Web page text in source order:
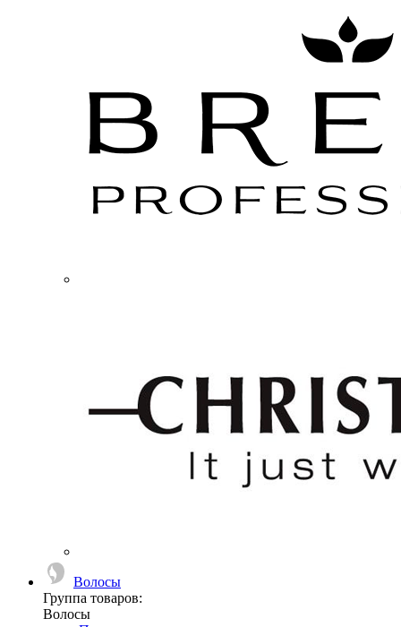
Волосы
Группа товаров:
Волосы